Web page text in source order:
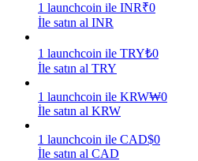
Yüksek getiri ve anında erişim
1 launchcoin ile INR₹0
İle satın al INR
1 launchcoin ile TRY₺0
İle satın al TRY
1 launchcoin ile KRW₩0
İle satın al KRW
1 launchcoin ile CAD$0
İle satın al CAD